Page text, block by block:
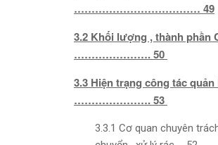
……………………………… 49
3.2 Khối lượng , thành phần
…………………. 50
3.3 Hiện trạng công tác quản
…………………. 53
3.3.1 Cơ quan chuyên